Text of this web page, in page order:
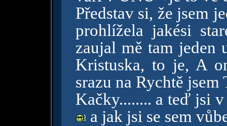
Představ si, že jsem
prohlížela jakési
zaujal mě tam jeden
Kristuska, to je, A
srazu na Rychtě
Kačky........ a teď jsi
a jak jsi se sem